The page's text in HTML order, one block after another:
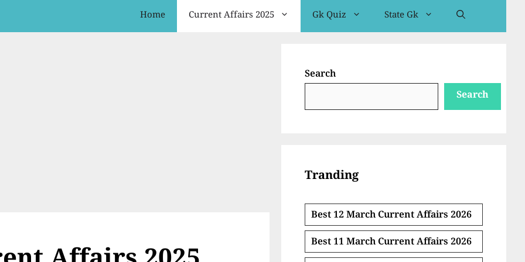
Home Current Affairs 2025 Gk Quiz State Gk
Search
Search
Tranding
Best 12 March Current Affairs 2026
Best 11 March Current Affairs 2026